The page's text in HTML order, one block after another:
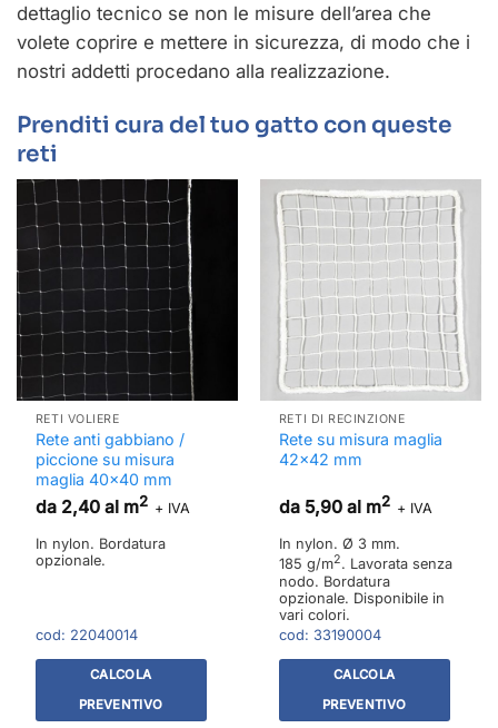
dettaglio tecnico se non le misure dell’area che
volete coprire e mettere in sicurezza, di modo che i
nostri addetti procedano alla realizzazione.
Prenditi cura del tuo gatto con queste
reti
RETI VOLIERE
Rete anti gabbiano /
piccione su misura
maglia 40×40 mm
da 2,40 al m2 + IVA
In nylon. Bordatura
opzionale.
cod: 22040014
CALCOLA
PREVENTIVO
RETI DI RECINZIONE
Rete su misura maglia
42×42 mm
da 5,90 al m2 + IVA
In nylon. Ø 3 mm.
185 g/m2. Lavorata senza
nodo. Bordatura
opzionale. Disponibile in
vari colori.
cod: 33190004
CALCOLA
PREVENTIVO